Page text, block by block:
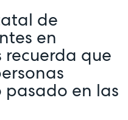
de
en
recuerda que
en las